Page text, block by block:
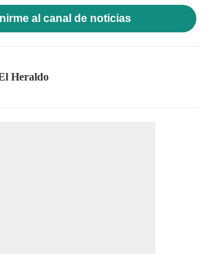
al canal de noticias
Heraldo